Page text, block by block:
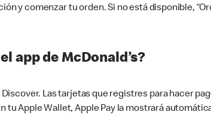
y comenzar tu orden. Si no está disponible,
app de McDonald’s?
Las tarjetas que registres para hacer
tu Apple Wallet, Apple Pay la mostrará